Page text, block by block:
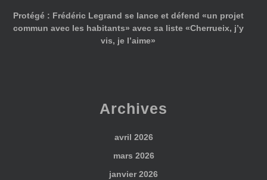
Protégé : Frédéric Legrand se lance et défend «un projet
commun avec les habitants» avec sa liste «Cherrueix, j’y
vis, je l’aime»
Archives
avril 2026
mars 2026
janvier 2026